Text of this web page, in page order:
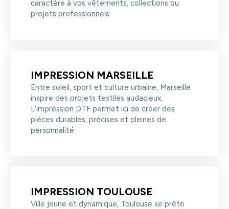
caractère à vos vêtements, collections ou
projets professionnels.
IMPRESSION MARSEILLE
Entre soleil, sport et culture urbaine, Marseille
inspire des projets textiles audacieux.
L’impression DTF permet ici de créer des
pièces durables, précises et pleines de
personnalité.
IMPRESSION TOULOUSE
Ville jeune et dynamique, Toulouse se prête